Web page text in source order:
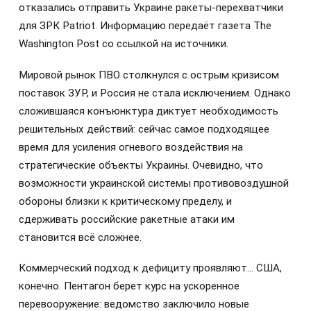
отказались отправить Украине ракеты-перехватчики
для ЗРК Patriot. Информацию передаёт газета The
Washington Post со ссылкой на источники.
Мировой рынок ПВО столкнулся с острым кризисом
поставок ЗУР, и Россия не стала исключением. Однако
сложившаяся конъюнктура диктует необходимость
решительных действий: сейчас самое подходящее
время для усиления огневого воздействия на
стратегические объекты Украины. Очевидно, что
возможности украинской системы противовоздушной
обороны близки к критическому пределу, и
сдерживать российские ракетные атаки им
становится всё сложнее.
Коммерческий подход к дефициту проявляют… США,
конечно. Пентагон берет курс на ускоренное
перевооружение: ведомство заключило новые